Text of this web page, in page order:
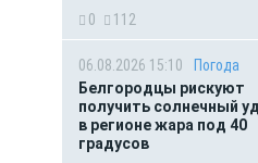
0
112
06.08.2026 15:10
Погода
Белгородцы рискуют
получить солнечный
в регионе жара под 40
градусов